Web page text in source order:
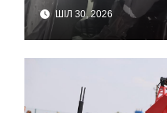
ШІЛ 30, 2026